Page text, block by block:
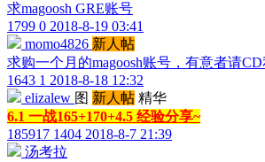
求magoosh GRE账号
1799 0 2018-8-19 03:41
momo4826 新人帖
求购一个月的magoosh账号，有意者请
1643 1 2018-8-18 12:32
elizalew 图 新人帖 精华
6.1 一战165+170+4.5 经验分享~
185917 1404 2018-8-7 21:39
汤考拉